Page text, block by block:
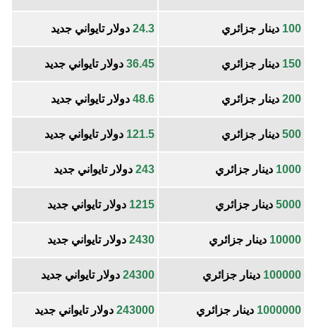
100 دينار جزائري 24.3 دولار تايواني جديد
150 دينار جزائري 36.45 دولار تايواني جديد
200 دينار جزائري 48.6 دولار تايواني جديد
500 دينار جزائري 121.5 دولار تايواني جديد
1000 دينار جزائري 243 دولار تايواني جديد
5000 دينار جزائري 1215 دولار تايواني جديد
10000 دينار جزائري 2430 دولار تايواني جديد
100000 دينار جزائري 24300 دولار تايواني جديد
1000000 دينار جزائري 243000 دولار تايواني جديد